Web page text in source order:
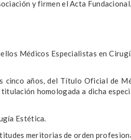
y firmen el Acta Fundacional.
Médicos Especialistas en
cinco años, del Título Oficial de
homologada a dicha
Estética.
meritorias de orden